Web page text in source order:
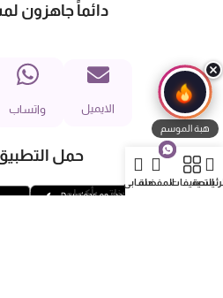
دائماً جاهزون
الايميل واتساب
حمل
التصنيفاتالمفضلةحسابي
فستان بناتي بأكمام
هبة الموسم